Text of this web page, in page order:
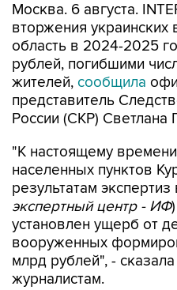
Москва. 6 августа.
вторжения украинских
область в 2024-2025
рублей, погибшими
жителей, сообщила
представитель
России (СКР) Светлана
"К настоящему
населенных пунктов
результатам
экспертный центр - ИФ
установлен ущерб от
вооруженных
млрд рублей", -
журналистам.